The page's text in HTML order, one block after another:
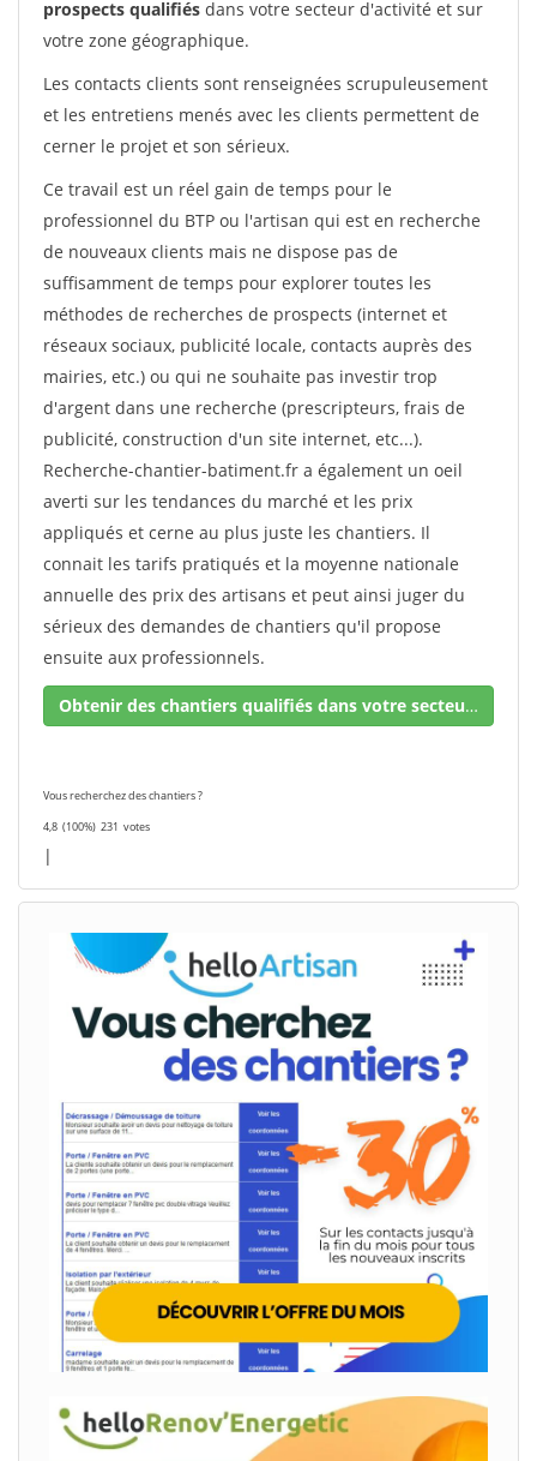
prospects qualifiés dans votre secteur d'activité et sur
votre zone géographique.
Les contacts clients sont renseignées scrupuleusement
et les entretiens menés avec les clients permettent de
cerner le projet et son sérieux.
Ce travail est un réel gain de temps pour le
professionnel du BTP ou l'artisan qui est en recherche
de nouveaux clients mais ne dispose pas de
suffisamment de temps pour explorer toutes les
méthodes de recherches de prospects (internet et
réseaux sociaux, publicité locale, contacts auprès des
mairies, etc.) ou qui ne souhaite pas investir trop
d'argent dans une recherche (prescripteurs, frais de
publicité, construction d'un site internet, etc...).
Recherche-chantier-batiment.fr a également un oeil
averti sur les tendances du marché et les prix
appliqués et cerne au plus juste les chantiers. Il
connait les tarifs pratiqués et la moyenne nationale
annuelle des prix des artisans et peut ainsi juger du
sérieux des demandes de chantiers qu'il propose
ensuite aux professionnels.
Obtenir des chantiers qualifiés dans votre secteur !
Vous recherchez des chantiers ?
4,8 (100%) 231 votes
|